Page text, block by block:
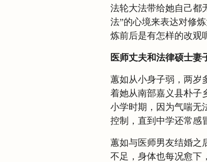
法轮大法带给她自己都
法”的心境来表达对修
炼前后是有怎样的改观
医师丈夫和法律硕士妻
蕙如从小身子弱，两岁
着她从南部嘉义县朴子
小学时期，因为气喘无
控制，直到中学还常感
蕙如与医师男友结婚之
不足，身体也每况愈下